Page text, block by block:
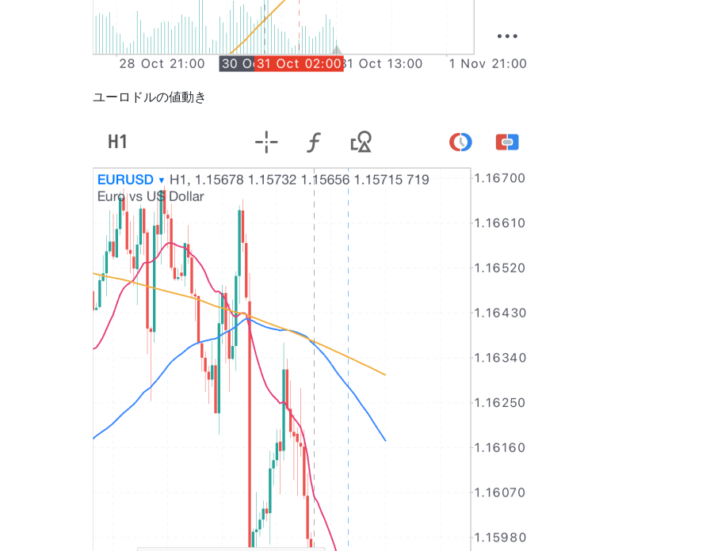
ユーロドルの値動き